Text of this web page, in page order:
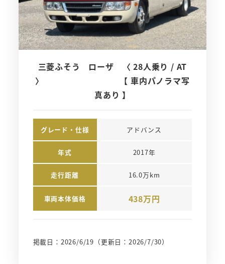
三菱ふそう ローザ 〈 28人乗り / AT
〉 【 車内パノラマ写
真あり 】
グレード・仕様 アドバンス
年式 2017年
走行距離 16.0万km
車両本体価格 438万円
掲載日：2026/6/19 （更新日：2026/7/30）